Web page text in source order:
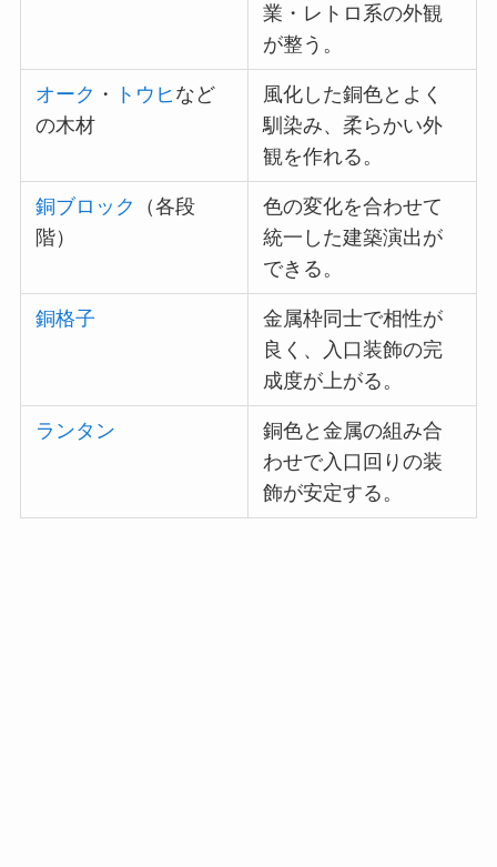
業・レトロ系の外観
が整う。
オーク ・ トウヒ など
の木材
風化した銅色とよく
馴染み、柔らかい外
観を作れる。
銅ブロック
（各段
階）
色の変化を合わせて
統一した建築演出が
できる。
銅格子
金属枠同士で相性が
良く、入口装飾の完
成度が上がる。
ランタン
銅色と金属の組み合
わせで入口回りの装
飾が安定する。